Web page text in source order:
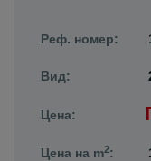
Реф. номер:
Вид:
Цена:
Цена на m2: